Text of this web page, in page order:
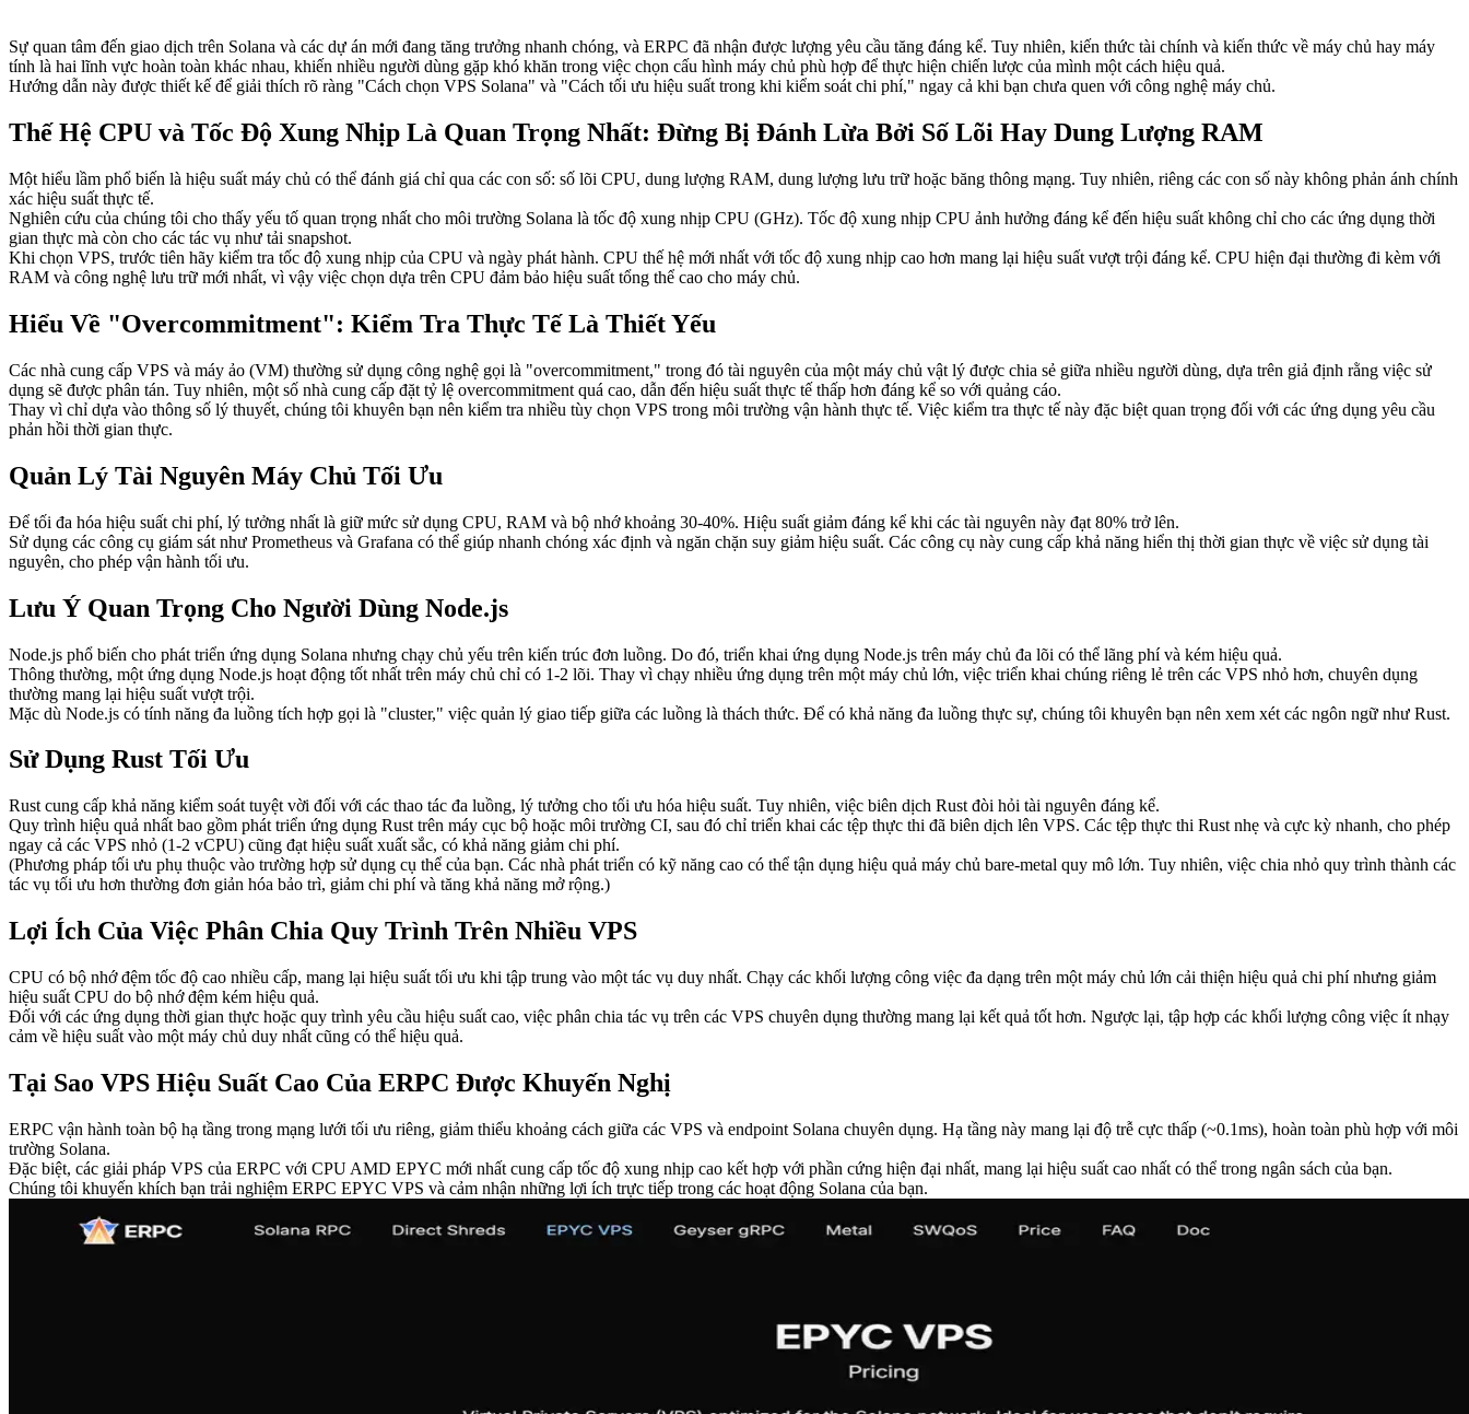
Sự quan tâm đến giao dịch trên Solana và các dự án mới đang tăng trưởng nhanh chóng, và ERPC đã nhận được lượng yêu cầu tăng đáng kể. Tuy nhiên, kiến thức tài chính và kiến thức về máy chủ hay máy
tính là hai lĩnh vực hoàn toàn khác nhau, khiến nhiều người dùng gặp khó khăn trong việc chọn cấu hình máy chủ phù hợp để thực hiện chiến lược của mình một cách hiệu quả.
Hướng dẫn này được thiết kế để giải thích rõ ràng "Cách chọn VPS Solana" và "Cách tối ưu hiệu suất trong khi kiểm soát chi phí," ngay cả khi bạn chưa quen với công nghệ máy chủ.
Thế Hệ CPU và Tốc Độ Xung Nhịp Là Quan Trọng Nhất: Đừng Bị Đánh Lừa Bởi Số Lõi Hay Dung Lượng RAM
Một hiểu lầm phổ biến là hiệu suất máy chủ có thể đánh giá chỉ qua các con số: số lõi CPU, dung lượng RAM, dung lượng lưu trữ hoặc băng thông mạng. Tuy nhiên, riêng các con số này không phản ánh chính
xác hiệu suất thực tế.
Nghiên cứu của chúng tôi cho thấy yếu tố quan trọng nhất cho môi trường Solana là tốc độ xung nhịp CPU (GHz). Tốc độ xung nhịp CPU ảnh hưởng đáng kể đến hiệu suất không chỉ cho các ứng dụng thời
gian thực mà còn cho các tác vụ như tải snapshot.
Khi chọn VPS, trước tiên hãy kiểm tra tốc độ xung nhịp của CPU và ngày phát hành. CPU thế hệ mới nhất với tốc độ xung nhịp cao hơn mang lại hiệu suất vượt trội đáng kể. CPU hiện đại thường đi kèm với
RAM và công nghệ lưu trữ mới nhất, vì vậy việc chọn dựa trên CPU đảm bảo hiệu suất tổng thể cao cho máy chủ.
Hiểu Về "Overcommitment": Kiểm Tra Thực Tế Là Thiết Yếu
Các nhà cung cấp VPS và máy ảo (VM) thường sử dụng công nghệ gọi là "overcommitment," trong đó tài nguyên của một máy chủ vật lý được chia sẻ giữa nhiều người dùng, dựa trên giả định rằng việc sử
dụng sẽ được phân tán. Tuy nhiên, một số nhà cung cấp đặt tỷ lệ overcommitment quá cao, dẫn đến hiệu suất thực tế thấp hơn đáng kể so với quảng cáo.
Thay vì chỉ dựa vào thông số lý thuyết, chúng tôi khuyên bạn nên kiểm tra nhiều tùy chọn VPS trong môi trường vận hành thực tế. Việc kiểm tra thực tế này đặc biệt quan trọng đối với các ứng dụng yêu cầu
phản hồi thời gian thực.
Quản Lý Tài Nguyên Máy Chủ Tối Ưu
Để tối đa hóa hiệu suất chi phí, lý tưởng nhất là giữ mức sử dụng CPU, RAM và bộ nhớ khoảng 30-40%. Hiệu suất giảm đáng kể khi các tài nguyên này đạt 80% trở lên.
Sử dụng các công cụ giám sát như Prometheus và Grafana có thể giúp nhanh chóng xác định và ngăn chặn suy giảm hiệu suất. Các công cụ này cung cấp khả năng hiển thị thời gian thực về việc sử dụng tài
nguyên, cho phép vận hành tối ưu.
Lưu Ý Quan Trọng Cho Người Dùng Node.js
Node.js phổ biến cho phát triển ứng dụng Solana nhưng chạy chủ yếu trên kiến trúc đơn luồng. Do đó, triển khai ứng dụng Node.js trên máy chủ đa lõi có thể lãng phí và kém hiệu quả.
Thông thường, một ứng dụng Node.js hoạt động tốt nhất trên máy chủ chỉ có 1-2 lõi. Thay vì chạy nhiều ứng dụng trên một máy chủ lớn, việc triển khai chúng riêng lẻ trên các VPS nhỏ hơn, chuyên dụng
thường mang lại hiệu suất vượt trội.
Mặc dù Node.js có tính năng đa luồng tích hợp gọi là "cluster," việc quản lý giao tiếp giữa các luồng là thách thức. Để có khả năng đa luồng thực sự, chúng tôi khuyên bạn nên xem xét các ngôn ngữ như Rust.
Sử Dụng Rust Tối Ưu
Rust cung cấp khả năng kiểm soát tuyệt vời đối với các thao tác đa luồng, lý tưởng cho tối ưu hóa hiệu suất. Tuy nhiên, việc biên dịch Rust đòi hỏi tài nguyên đáng kể.
Quy trình hiệu quả nhất bao gồm phát triển ứng dụng Rust trên máy cục bộ hoặc môi trường CI, sau đó chỉ triển khai các tệp thực thi đã biên dịch lên VPS. Các tệp thực thi Rust nhẹ và cực kỳ nhanh, cho phép
ngay cả các VPS nhỏ (1-2 vCPU) cũng đạt hiệu suất xuất sắc, có khả năng giảm chi phí.
(Phương pháp tối ưu phụ thuộc vào trường hợp sử dụng cụ thể của bạn. Các nhà phát triển có kỹ năng cao có thể tận dụng hiệu quả máy chủ bare-metal quy mô lớn. Tuy nhiên, việc chia nhỏ quy trình thành các
tác vụ tối ưu hơn thường đơn giản hóa bảo trì, giảm chi phí và tăng khả năng mở rộng.)
Lợi Ích Của Việc Phân Chia Quy Trình Trên Nhiều VPS
CPU có bộ nhớ đệm tốc độ cao nhiều cấp, mang lại hiệu suất tối ưu khi tập trung vào một tác vụ duy nhất. Chạy các khối lượng công việc đa dạng trên một máy chủ lớn cải thiện hiệu quả chi phí nhưng giảm
hiệu suất CPU do bộ nhớ đệm kém hiệu quả.
Đối với các ứng dụng thời gian thực hoặc quy trình yêu cầu hiệu suất cao, việc phân chia tác vụ trên các VPS chuyên dụng thường mang lại kết quả tốt hơn. Ngược lại, tập hợp các khối lượng công việc ít nhạy
cảm về hiệu suất vào một máy chủ duy nhất cũng có thể hiệu quả.
Tại Sao VPS Hiệu Suất Cao Của ERPC Được Khuyến Nghị
ERPC vận hành toàn bộ hạ tầng trong mạng lưới tối ưu riêng, giảm thiểu khoảng cách giữa các VPS và endpoint Solana chuyên dụng. Hạ tầng này mang lại độ trễ cực thấp (~0.1ms), hoàn toàn phù hợp với môi
trường Solana.
Đặc biệt, các giải pháp VPS của ERPC với CPU AMD EPYC mới nhất cung cấp tốc độ xung nhịp cao kết hợp với phần cứng hiện đại nhất, mang lại hiệu suất cao nhất có thể trong ngân sách của bạn.
Chúng tôi khuyến khích bạn trải nghiệm ERPC EPYC VPS và cảm nhận những lợi ích trực tiếp trong các hoạt động Solana của bạn.